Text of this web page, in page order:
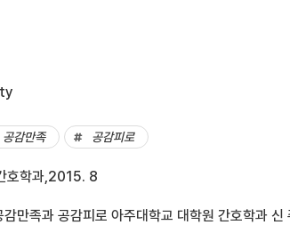
공감만족 공감피로
호학과,2015. 8
만족과 공감피로 아주대학교 대학원 간호학과 신